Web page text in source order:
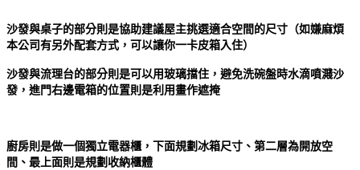
沙發與桌子的部分則是協助建議屋主挑選適合空間的尺寸（如嫌麻煩
本公司有另外配套方式，可以讓你一卡皮箱入住）
沙發與流理台的部分則是可以用玻璃擋住，避免洗碗盤時水滴噴濺沙
發， 進門右邊電箱的位置則是利用畫作遮掩
廚房則是做一個獨立電器櫃，
下面規劃冰箱尺寸、第二層為開放空
間、最上面則是規劃收納櫃體